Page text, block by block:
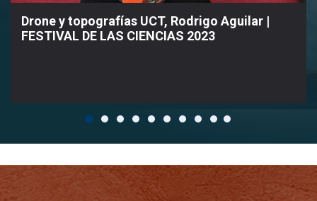
Drone y topografías UCT, Rodrigo Aguilar |
FESTIVAL DE LAS CIENCIAS 2023